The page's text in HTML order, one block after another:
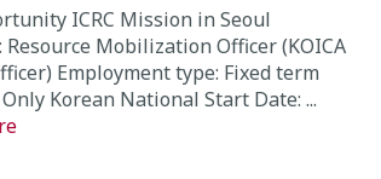
ICRC Mission in Seoul
Resource Mobilization Officer (KOICA
Employment type: Fixed term
Korean National Start Date: ...